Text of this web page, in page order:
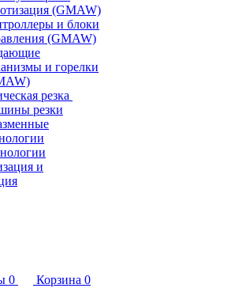
(GMAW)
и блоки
(GMAW)
и горелки
резка
резки
и
0 Корзина 0